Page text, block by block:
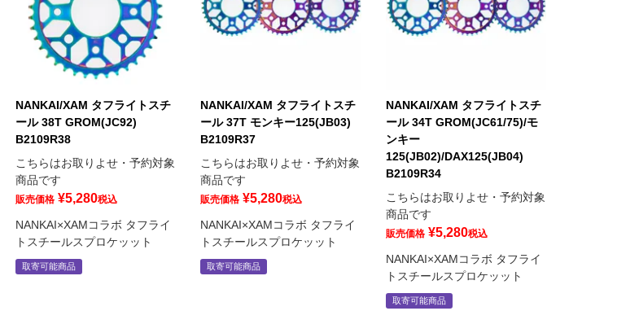
NANKAI/XAM タフライトスチ
ール 38T GROM(JC92)
B2109R38
こちらはお取りよせ・予約対象
商品です
販売価格 ¥5,280税込
NANKAI×XAMコラボ タフライ
トスチールスプロケッット
取寄可能商品
NANKAI/XAM タフライトスチ
ール 37T モンキー125(JB03)
B2109R37
こちらはお取りよせ・予約対象
商品です
販売価格 ¥5,280税込
NANKAI×XAMコラボ タフライ
トスチールスプロケッット
取寄可能商品
NANKAI/XAM タフライトスチ
ール 34T GROM(JC61/75)/モ
ンキー
125(JB02)/DAX125(JB04)
B2109R34
こちらはお取りよせ・予約対象
商品です
販売価格 ¥5,280税込
NANKAI×XAMコラボ タフライ
トスチールスプロケッット
取寄可能商品